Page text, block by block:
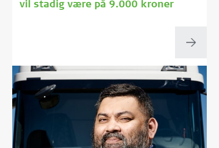
vil stadig være på 9.000 kroner